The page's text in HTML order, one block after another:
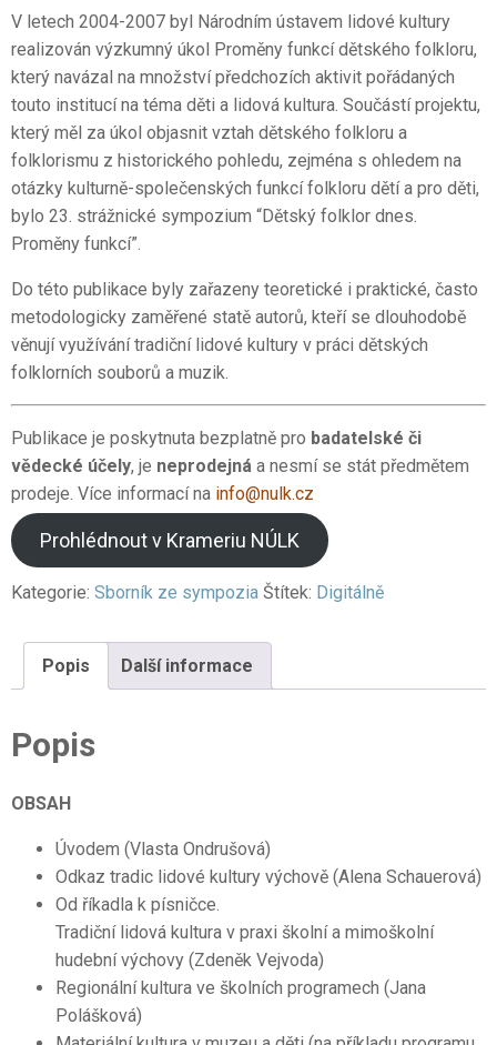
V letech 2004-2007 byl Národním ústavem lidové kultury
realizován výzkumný úkol Proměny funkcí dětského folkloru,
který navázal na množství předchozích aktivit pořádaných
touto institucí na téma děti a lidová kultura. Součástí projektu,
který měl za úkol objasnit vztah dětského folkloru a
folklorismu z historického pohledu, zejména s ohledem na
otázky kulturně-společenských funkcí folkloru dětí a pro děti,
bylo 23. strážnické sympozium “Dětský folklor dnes.
Proměny funkcí”.
Do této publikace byly zařazeny teoretické i praktické, často
metodologicky zaměřené statě autorů, kteří se dlouhodobě
věnují využívání tradiční lidové kultury v práci dětských
folklorních souborů a muzik.
Publikace je poskytnuta bezplatně pro badatelské či
vědecké účely, je neprodejná a nesmí se stát předmětem
prodeje. Více informací na info@nulk.cz
Prohlédnout v Krameriu NÚLK
Kategorie: Sborník ze sympozia Štítek: Digitálně
Popis Další informace
Popis
OBSAH
Úvodem (Vlasta Ondrušová)
Odkaz tradic lidové kultury výchově (Alena Schauerová)
Od říkadla k písničce.
Tradiční lidová kultura v praxi školní a mimoškolní
hudební výchovy (Zdeněk Vejvoda)
Regionální kultura ve školních programech (Jana
Polášková)